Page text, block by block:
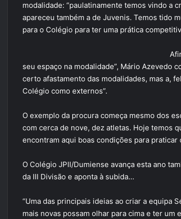
modalidade: “paulatinamente temos vindo a
apareceu também a de Juvenis. Temos tido
para o Colégio para ter uma prática
seu espaço na modalidade”, Mário Azevedo
certo afastamento das modalidades, mas a,
Colégio como externos”.
O exemplo da procura começa mesmo dos
com cerca de nove, dez atletas. Hoje temos
encontram aqui boas condições para
O Colégio JPII/Dumiense avança esta ano
da III Divisão e aponta à subida…
“Uma das principais ideias ao criar a equipa
mais novas possam olhar para cima e ter